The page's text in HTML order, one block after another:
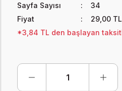
Sayfa Sayısı
34
Fiyat
29,00
*3,84 TL den başlayan